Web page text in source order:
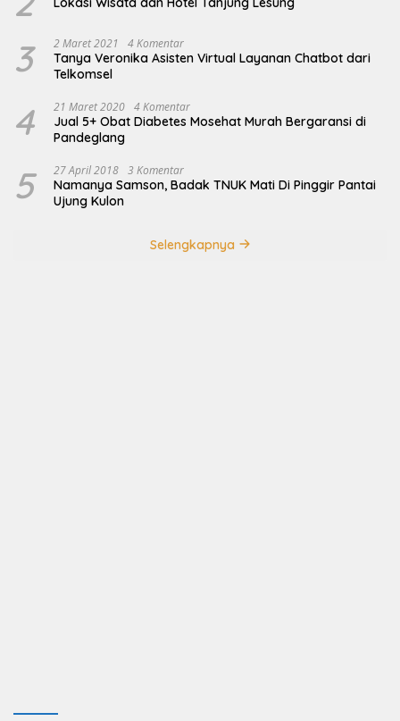
3 2 Maret 2021 4 Komentar
Tanya Veronika Asisten Virtual Layanan Chatbot dari
Telkomsel
4 21 Maret 2020 4 Komentar
Jual 5+ Obat Diabetes Mosehat Murah Bergaransi di
Pandeglang
5 27 April 2018 3 Komentar
Namanya Samson, Badak TNUK Mati Di Pinggir Pantai
Ujung Kulon
Selengkapnya